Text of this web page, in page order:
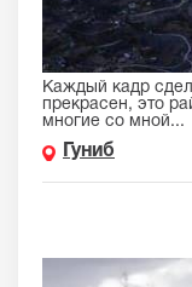
Каждый кадр
прекрасен, это
многие со мной...
Гуниб